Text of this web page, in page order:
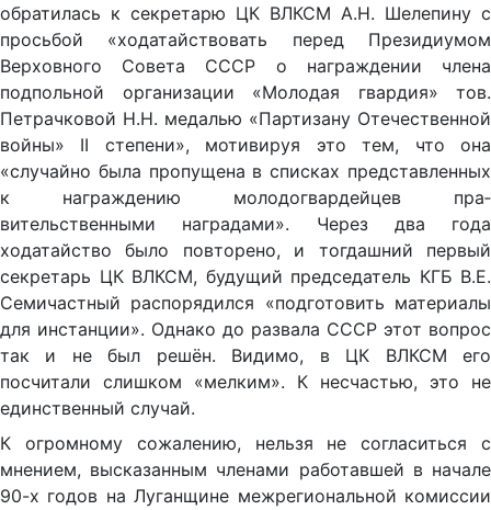
обратилась к секрета­рю ЦК ВЛКСМ А.Н. Шелепину с
просьбой «ходатайствовать пе­ред Президиумом
Верховного Совета СССР о награждении чле­на
подпольной организации «Молодая гвардия» тов.
Петрачко­вой H.H. медалью «Партизану Отечественной
войны» II степени», мотивируя это тем, что она
«случайно была пропущена в списках представленных
к награждению молодогвардейцев пра­
вительственными наградами». Через два года
ходатайство было по­вторено, и тогдашний первый
секретарь ЦК ВЛКСМ, будущий председатель КГБ В.Е.
Семичастный распорядился «подготовить материалы
для инстанции». Однако до развала СССР этот воп­рос
так и не был решён. Видимо, в ЦК ВЛКСМ его
посчитали слишком «мелким». К несчастью, это не
единственный случай.
К огромному сожалению, нельзя не согласиться с
мнением, высказанным членами работавшей в начале
90-х годов на Луганщине межрегиональной комиссии